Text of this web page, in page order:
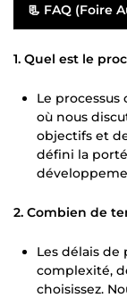
📃 FAQ (Foire
1. Quel est le
Le
où nous
objectifs et
défini la
2. Combien de
Les délais
complexité,
choisissez.